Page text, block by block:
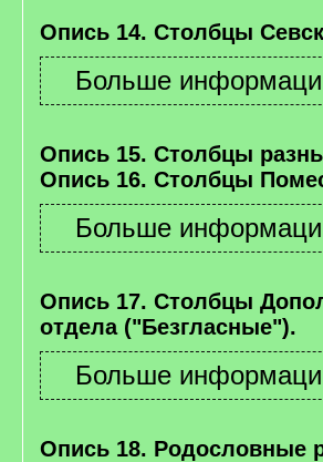
Опись 14. Столбцы
Опись 15. Столбцы
Опись 16. Столбцы
Опись 17. Столбцы
отдела ("Безгласные").
Опись 18. Родословные